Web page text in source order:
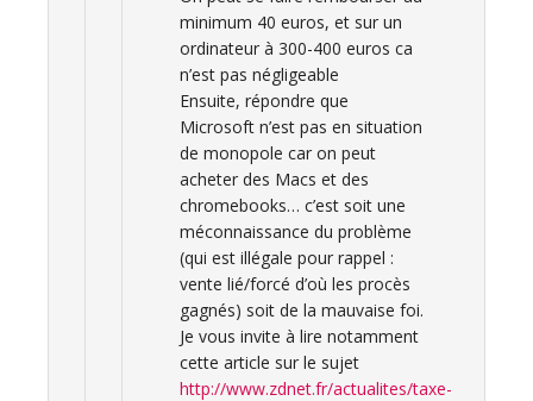
minimum 40 euros, et sur un
ordinateur à 300-400 euros ca
n’est pas négligeable
Ensuite, répondre que
Microsoft n’est pas en situation
de monopole car on peut
acheter des Macs et des
chromebooks… c’est soit une
méconnaissance du problème
(qui est illégale pour rappel :
vente lié/forcé d’où les procès
gagnés) soit de la mauvaise foi.
Je vous invite à lire notamment
cette article sur le sujet
http://www.zdnet.fr/actualites/taxe-